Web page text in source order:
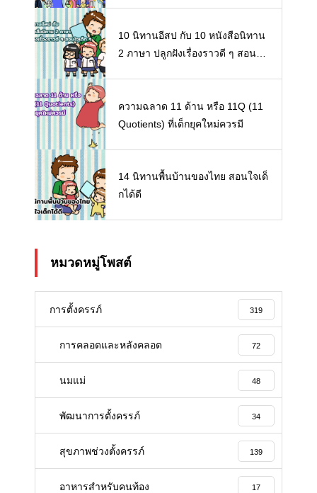
10 นิทานอีสป กับ 10 หนังสือนิทาน
2 ภาษา ปลูกฝังเรื่องราวดี ๆ สอนใจ
ความฉลาด 11 ด้าน หรือ 11Q (11
Quotients) ที่เด็กยุคใหม่ควรมี
14 นิทานพื้นบ้านของไทย สอนใจเด็
กได้ดี
หมวดหมู่โพสต์
การตั้งครรภ์ 319
การคลอดและหลังคลอด 72
นมแม่ 48
พัฒนาการตั้งครรภ์ 34
สุขภาพช่วงตั้งครรภ์ 139
อาหารสําหรับคนท้อง 17